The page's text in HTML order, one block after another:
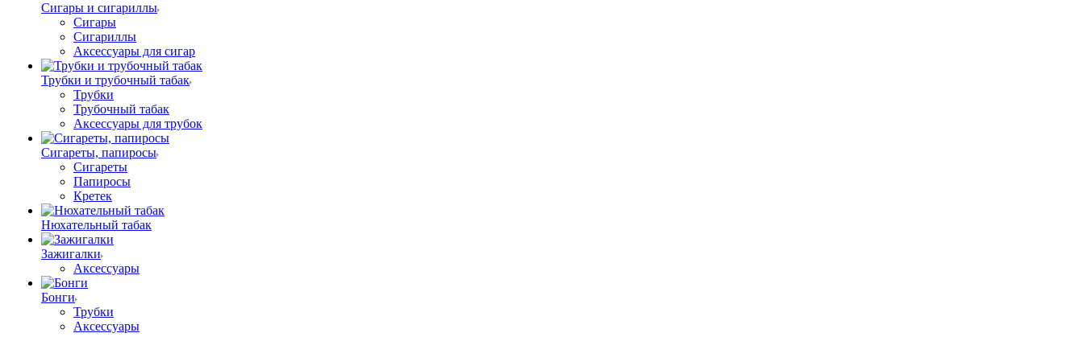
Сигары и сигариллы
Сигары
Сигариллы
Аксессуары для сигар
Трубки и трубочный табак
Трубки
Трубочный табак
Аксессуары для трубок
Сигареты, папиросы
Сигареты
Папиросы
Кретек
Нюхательный табак
Зажигалки
Аксессуары
Бонги
Трубки
Аксессуары